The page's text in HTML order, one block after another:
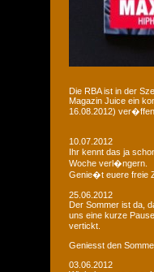
Die RBA ist in der
Magazin Juice ein
16.08.2012)
10.07.2012
Ihr kennt das ja
Woche verl�ngern.
Genie�t euere freie
25.06.2012
Der Sommer ist da,
uns eine kurze
vertickt.
Geniesst den
03.06.2012